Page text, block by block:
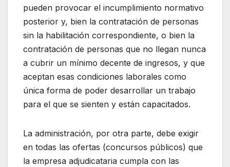
pueden provocar el incumplimiento normativo
posterior y, bien la contratación de personas
sin la habilitación correspondiente, o bien la
contratación de personas que no llegan nunca
a cubrir un mínimo decente de ingresos, y que
aceptan esas condiciones laborales como
única forma de poder desarrollar un trabajo
para el que se sienten y están capacitados.
La administración, por otra parte, debe exigir
en todas las ofertas (concursos públicos) que
la empresa adjudicataria cumpla con las